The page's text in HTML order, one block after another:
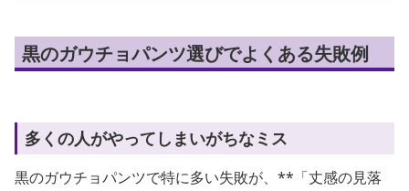
黒のガウチョパンツ選びでよくある失敗例
多くの人がやってしまいがちなミス
黒のガウチョパンツで特に多い失敗が、**「丈感の見落